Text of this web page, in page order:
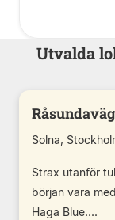
Utvalda
Solna,
Strax utanför
början vara
Haga Blue....